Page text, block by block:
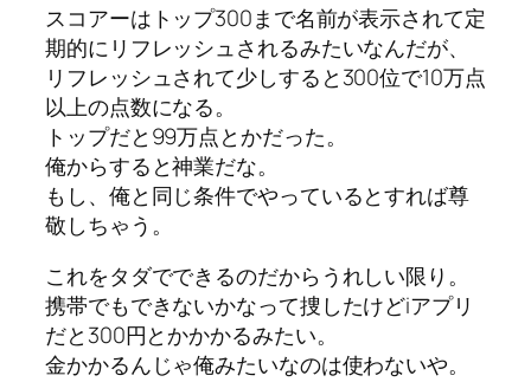
スコアーはトップ300まで名前が表示されて定
期的にリフレッシュされるみたいなんだが、
リフレッシュされて少しすると300位で10万点
以上の点数になる。
トップだと99万点とかだった。
俺からすると神業だな。
もし、俺と同じ条件でやっているとすれば尊
敬しちゃう。
これをタダでできるのだからうれしい限り。
携帯でもできないかなって捜したけどiアプリ
だと300円とかかかるみたい。
金かかるんじゃ俺みたいなのは使わないや。